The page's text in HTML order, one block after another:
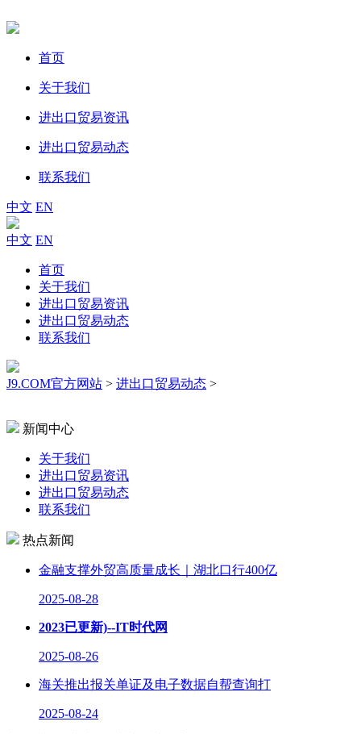
首页
关于我们
进出口贸易资讯
进出口贸易动态
联系我们
中文 EN
中文 EN
首页
关于我们
进出口贸易资讯
进出口贸易动态
联系我们
J9.COM官方网站 > 进出口贸易动态 >
新闻中心
关于我们
进出口贸易资讯
进出口贸易动态
联系我们
热点新闻
金融支撑外贸高质量成长｜湖北口行400亿
2025-08-28
2023已更新)--IT时代网
2025-08-26
海关推出报关单证及电子数据自帮查询打
2025-08-24